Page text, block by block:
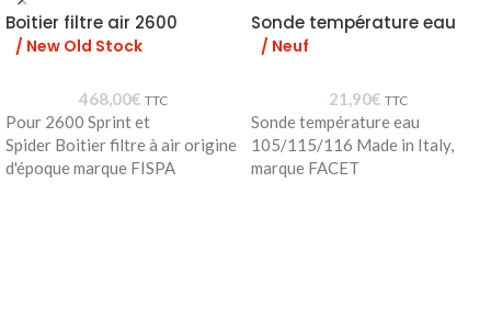
Boitier filtre air 2600
/ New Old Stock
468,00€ TTC
Pour 2600 Sprint et
Spider Boitier filtre à air origine
d'époque marque FISPA
Sonde température eau
/ Neuf
21,90€ TTC
Sonde température eau
105/115/116 Made in Italy,
marque FACET